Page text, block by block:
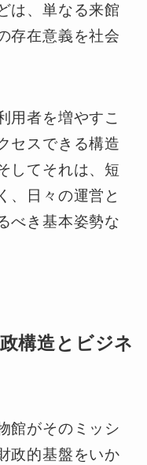
は、単なる来館
存在意義を社会
用者を増やすこ
セスできる構造
してそれは、短
、日々の運営と
べき基本姿勢な
構造とビジネ
館がそのミッシ
政的基盤をいか